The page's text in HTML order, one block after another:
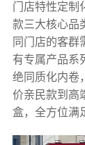
门店特性定制
款三大核心品
同门店的客群
有专属产品系
绝同质化内卷
价亲民款到高
盒，全方位满